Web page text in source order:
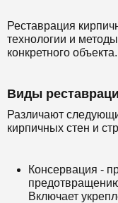
Реставрация
технологии и
конкретного объекта.
Виды
Различают
кирпичных стен и
Консервация -
Включает